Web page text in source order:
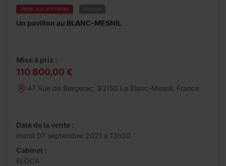
Vente aux enchères Maison
Un pavillon au BLANC-MESNIL
Mise à prix :
110 800,00 €
47 Rue de Bergerac, 93150 Le Blanc-Mesnil, France
Date de la vente :
mardi 07 septembre 2021 à 13h30
Cabinet :
ELOCA